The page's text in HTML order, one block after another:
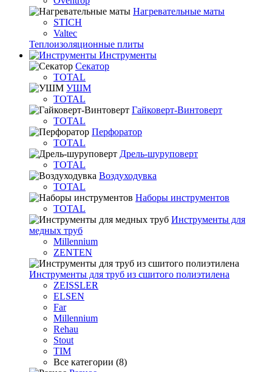
Нагревательные маты
STICH
Valtec
Теплоизоляционные плиты
Инструменты
Секатор
TOTAL
УШМ
TOTAL
Гайковерт-Винтоверт
TOTAL
Перфоратор
TOTAL
Дрель-шуруповерт
TOTAL
Воздуходувка
TOTAL
Наборы инструментов
TOTAL
Инструменты для
медных труб
Millennium
ZENTEN
Инструменты для труб из сшитого полиэтилена
ZEISSLER
ELSEN
Far
Millennium
Rehau
Stout
TIM
Все категории (8)